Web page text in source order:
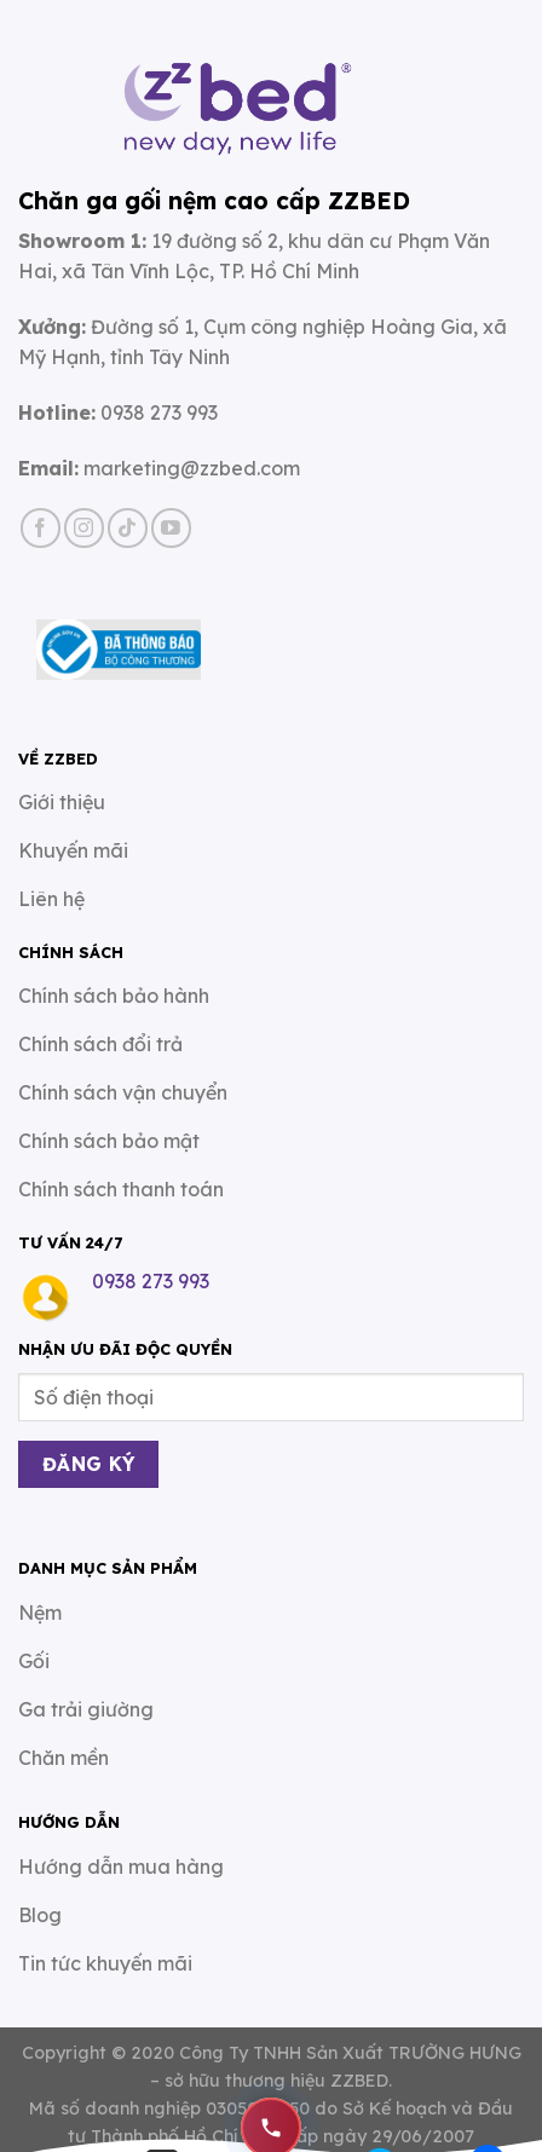
Chăn ga gối nệm cao cấp ZZBED
Showroom 1: 19 đường số 2, khu dân cư Phạm Văn
Hai, xã Tân Vĩnh Lộc, TP. Hồ Chí Minh
Xưởng: Đường số 1, Cụm công nghiệp Hoàng Gia, xã
Mỹ Hạnh, tỉnh Tây Ninh
Hotline: 0938 273 993
Email: marketing@zzbed.com
VỀ ZZBED
Giới thiệu
Khuyến mãi
Liên hệ
CHÍNH SÁCH
Chính sách bảo hành
Chính sách đổi trả
Chính sách vận chuyển
Chính sách bảo mật
Chính sách thanh toán
TƯ VẤN 24/7
0938 273 993
NHẬN ƯU ĐÃI ĐỘC QUYỀN
DANH MỤC SẢN PHẨM
Nệm
Gối
Ga trải giường
Chăn mền
HƯỚNG DẪN
Hướng dẫn mua hàng
Blog
Tin tức khuyến mãi
Copyright © 2020 Công Ty TNHH Sản Xuất TRƯỜNG HƯNG
– sở hữu thương hiệu ZZBED.
Mã số doanh nghiệp 0305064350 do Sở Kế hoạch và Đầu
tư Thành phố Hồ Chí Minh cấp ngày 29/06/2007